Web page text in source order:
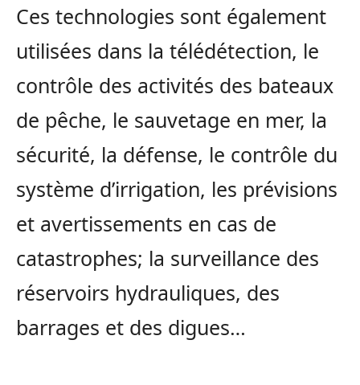
Ces technologies sont également
utilisées dans la télédétection, le
contrôle des activités des bateaux
de pêche, le sauvetage en mer, la
sécurité, la défense, le contrôle du
système d’irrigation, les prévisions
et avertissements en cas de
catastrophes; la surveillance des
réservoirs hydrauliques, des
barrages et des digues…